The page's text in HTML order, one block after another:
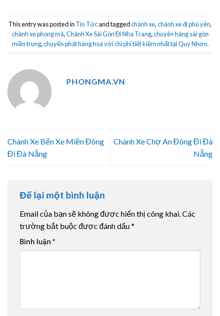
This entry was posted in Tin Tứcand taggedchành xe,chành xe đi phú yên,
chành xe phong mã,Chành Xe Sài Gòn Đi Nha Trang,chuyên hàng sài gòn
miền trung,chuyển phát hàng hoá với chi phí tiết kiệm nhất tại Quy Nhơn.
PHONGMA.VN
Chành Xe Bến Xe Miền Đông
Đi Đà Nẵng
Chành Xe Chợ An Đông Đi Đà
Nẵng
Để lại một bình luận
Email của bạn sẽ không được hiển thị công khai.Các
trường bắt buộc được đánh dấu*
Bình luận *